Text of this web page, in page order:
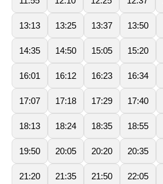
13:13 13:25 13:37 13:50
14:35 14:50 15:05 15:20
16:01 16:12 16:23 16:34
17:07 17:18 17:29 17:40
18:13 18:24 18:35 18:55
19:50 20:05 20:20 20:35
21:20 21:35 21:50 22:05